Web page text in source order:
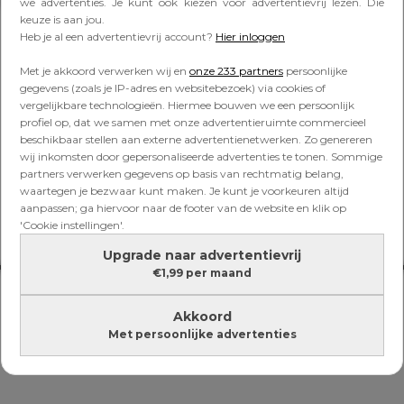
keuze is aan jou.
Heb je al een advertentievrij account? Hier inloggen
Met je akkoord verwerken wij en onze 233 partners persoonlijke
gegevens (zoals je IP-adres en websitebezoek) via cookies of
vergelijkbare technologieën. Hiermee bouwen we een persoonlijk
profiel op, dat we samen met onze advertentieruimte commercieel
beschikbaar stellen aan externe advertentienetwerken. Zo genereren
wij inkomsten door gepersonaliseerde advertenties te tonen. Sommige
partners verwerken gegevens op basis van rechtmatig belang,
waartegen je bezwaar kunt maken. Je kunt je voorkeuren altijd
aanpassen; ga hiervoor naar de footer van de website en klik op
'Cookie instellingen'.
Upgrade naar advertentievrij
€1,99 per maand
Akkoord
Met persoonlijke advertenties